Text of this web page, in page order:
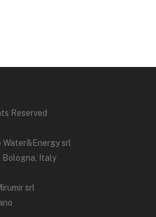
Reserved
Water&Energy srl
Bologna, Italy
srl